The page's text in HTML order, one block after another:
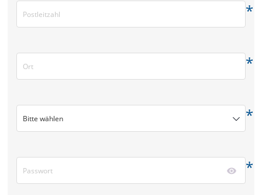
*
*
Bitte wählen *
*